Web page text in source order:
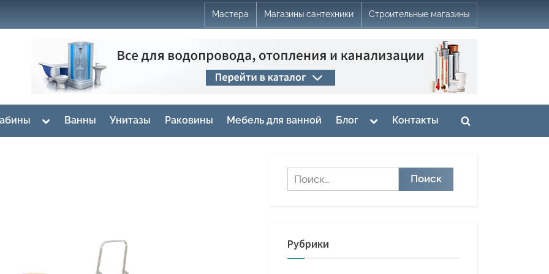
Мастера Магазины сантехники Строительные магазины
Toggle
menu
Ванны Унитазы Раковины Мебель для ванной Блог
Toggle
menu
Контакты
Toggle
Найти:
Рубрики